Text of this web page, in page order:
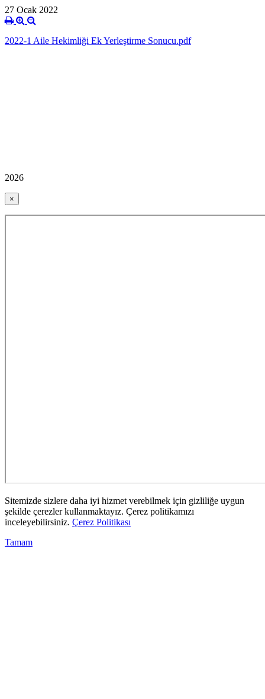
27 Ocak 2022
2022-1 Aile Hekimliği Ek Yerleştirme Sonucu.pdf
2026
×
Sitemizde sizlere daha iyi hizmet verebilmek için gizliliğe uygun
şekilde çerezler kullanmaktayız. Çerez politikamızı
inceleyebilirsiniz. Çerez Politikası
Tamam